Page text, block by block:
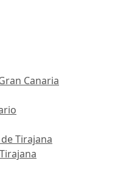
Canaria
Tirajana